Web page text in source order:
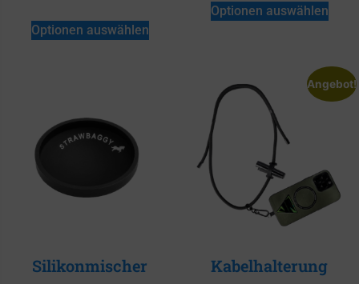
Optionen auswählen
Optionen auswählen
Silikonmischer
Angebot!
Kabelhalterung